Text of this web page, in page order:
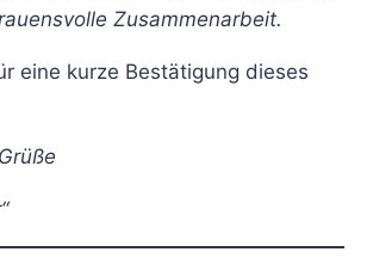
Zusammenarbeit.
eine kurze Bestätigung dieses